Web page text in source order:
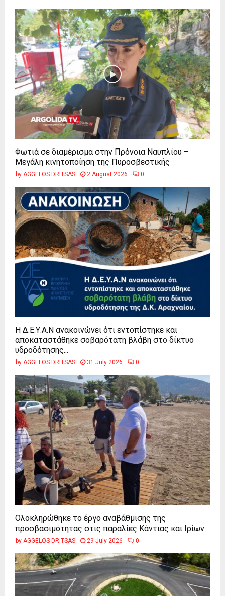
Φωτιά σε διαμέρισμα στην Πρόνοια Ναυπλίου –
Μεγάλη κινητοποίηση της Πυροσβεστικής
by AGGELOS DRITSAS 2 August 2026 0
Η Δ.Ε.Υ.Α.Ν ανακοινώνει ότι εντοπίστηκε και
αποκαταστάθηκε σοβαρότατη βλάβη στο δίκτυο
υδροδότησης...
by AGGELOS DRITSAS 31 July 2026 0
Ολοκληρώθηκε το έργο αναβάθμισης της
προσβασιμότητας στις παραλίες Κάντιας και Ιρίων
by AGGELOS DRITSAS 29 July 2026 0